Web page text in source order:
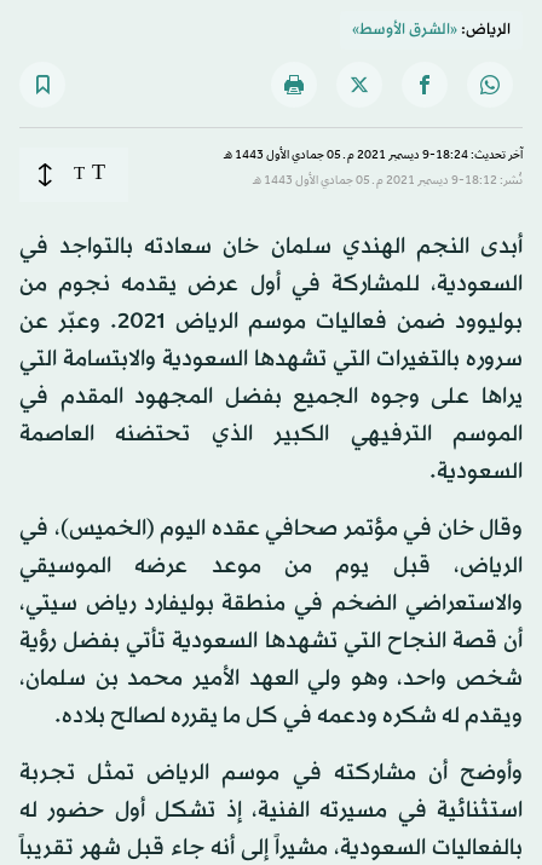
الرياض:«الشرق الأوسط»
آخر تحديث: 18:24-9 ديسمبر 2021 م ـ 05 جمادي الأول 1443 هـ
نُشر: 18:12-9 ديسمبر 2021 م ـ 05 جمادي الأول 1443 هـ
T
T
أبدى النجم الهندي سلمان خان سعادته بالتواجد في
السعودية، للمشاركة في أول عرض يقدمه نجوم من
بوليوود ضمن فعاليات موسم الرياض 2021. وعبّر عن
سروره بالتغيرات التي تشهدها السعودية والابتسامة التي
يراها على وجوه الجميع بفضل المجهود المقدم في
الموسم الترفيهي الكبير الذي تحتضنه العاصمة
السعودية.
وقال خان في مؤتمر صحافي عقده اليوم (الخميس)، في
الرياض، قبل يوم من موعد عرضه الموسيقي
والاستعراضي الضخم في منطقة بوليفارد رياض سيتي،
أن قصة النجاح التي تشهدها السعودية تأتي بفضل رؤية
شخص واحد، وهو ولي العهد الأمير محمد بن سلمان،
ويقدم له شكره ودعمه في كل ما يقرره لصالح بلاده.
وأوضح أن مشاركته في موسم الرياض تمثل تجربة
استثنائية في مسيرته الفنية، إذ تشكل أول حضور له
بالفعاليات السعودية، مشيراً إلى أنه جاء قبل شهر تقريباً